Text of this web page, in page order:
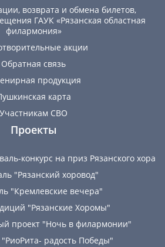
возврата и обмена билетов,
ГАУК «Рязанская областная
филармония»
акции
Обратная связь
продукция
карта
Участникам СВО
Проекты
конкурс на приз Рязанского хора
"Рязанский хоровод"
"Кремлевские вечера"
"Рязанские Хоромы"
проект "Ночь в филармонии"
радость Победы"